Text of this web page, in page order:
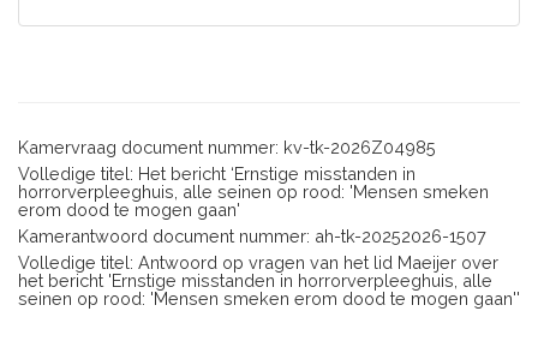
Kamervraag document nummer: kv-tk-2026Z04985
Volledige titel: Het bericht ‘Ernstige misstanden in
horrorverpleeghuis, alle seinen op rood: 'Mensen smeken
erom dood te mogen gaan'
Kamerantwoord document nummer: ah-tk-20252026-1507
Volledige titel: Antwoord op vragen van het lid Maeijer over
het bericht 'Ernstige misstanden in horrorverpleeghuis, alle
seinen op rood: 'Mensen smeken erom dood te mogen gaan''